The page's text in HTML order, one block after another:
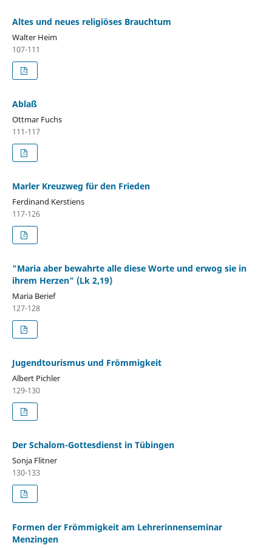
Altes und neues religiöses Brauchtum
Walter Heim
107-111
Ablaß
Ottmar Fuchs
111-117
Marler Kreuzweg für den Frieden
Ferdinand Kerstiens
117-126
"Maria aber bewahrte alle diese Worte und erwog sie in
ihrem Herzen" (Lk 2,19)
Maria Berief
127-128
Jugendtourismus und Frömmigkeit
Albert Pichler
129-130
Der Schalom-Gottesdienst in Tübingen
Sonja Flitner
130-133
Formen der Frömmigkeit am Lehrerinnenseminar
Menzingen